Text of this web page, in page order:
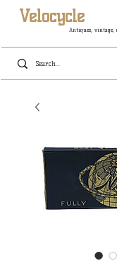
Antiques, vintage,
Velocycle